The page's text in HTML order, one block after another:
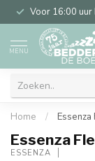
Voor 16:00 uur
MENU
Home /
Essenza
ESSENZA